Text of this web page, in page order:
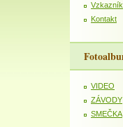
Vzkazník
Kontakt
VIDEO
ZÁVODY
SMEČKA